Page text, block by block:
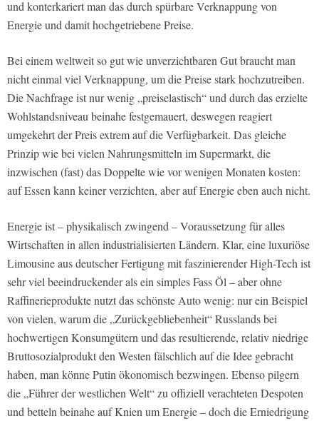
und konterkariert man das durch spürbare Verknappung von
Energie und damit hochgetriebene Preise.
Bei einem weltweit so gut wie unverzichtbaren Gut braucht man
nicht einmal viel Verknappung, um die Preise stark hochzutreiben.
Die Nachfrage ist nur wenig „preiselastisch“ und durch das erzielte
Wohlstandsniveau beinahe festgemauert, deswegen reagiert
umgekehrt der Preis extrem auf die Verfügbarkeit. Das gleiche
Prinzip wie bei vielen Nahrungsmitteln im Supermarkt, die
inzwischen (fast) das Doppelte wie vor wenigen Monaten kosten:
auf Essen kann keiner verzichten, aber auf Energie eben auch nicht.
Energie ist – physikalisch zwingend – Voraussetzung für alles
Wirtschaften in allen industrialisierten Ländern. Klar, eine luxuriöse
Limousine aus deutscher Fertigung mit faszinierender High-Tech ist
sehr viel beeindruckender als ein simples Fass Öl – aber ohne
Raffinerieprodukte nutzt das schönste Auto wenig: nur ein Beispiel
von vielen, warum die „Zurückgebliebenheit“ Russlands bei
hochwertigen Konsumgütern und das resultierende, relativ niedrige
Bruttosozialprodukt den Westen fälschlich auf die Idee gebracht
haben, man könne Putin ökonomisch bezwingen. Ebenso pilgern
die „Führer der westlichen Welt“ zu offiziell verachteten Despoten
und betteln beinahe auf Knien um Energie – doch die Erniedrigung